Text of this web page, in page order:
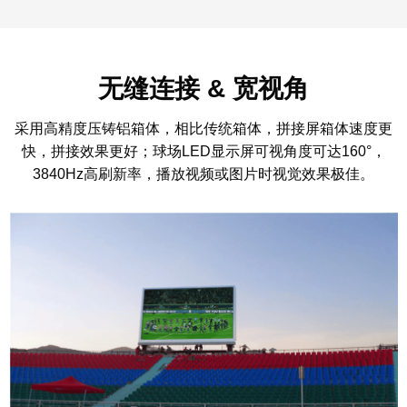
无缝连接 & 宽视角
采用高精度压铸铝箱体，相比传统箱体，拼接屏箱体速度更
快，拼接效果更好；球场LED显示屏可视角度可达160°，
3840Hz高刷新率，播放视频或图片时视觉效果极佳。